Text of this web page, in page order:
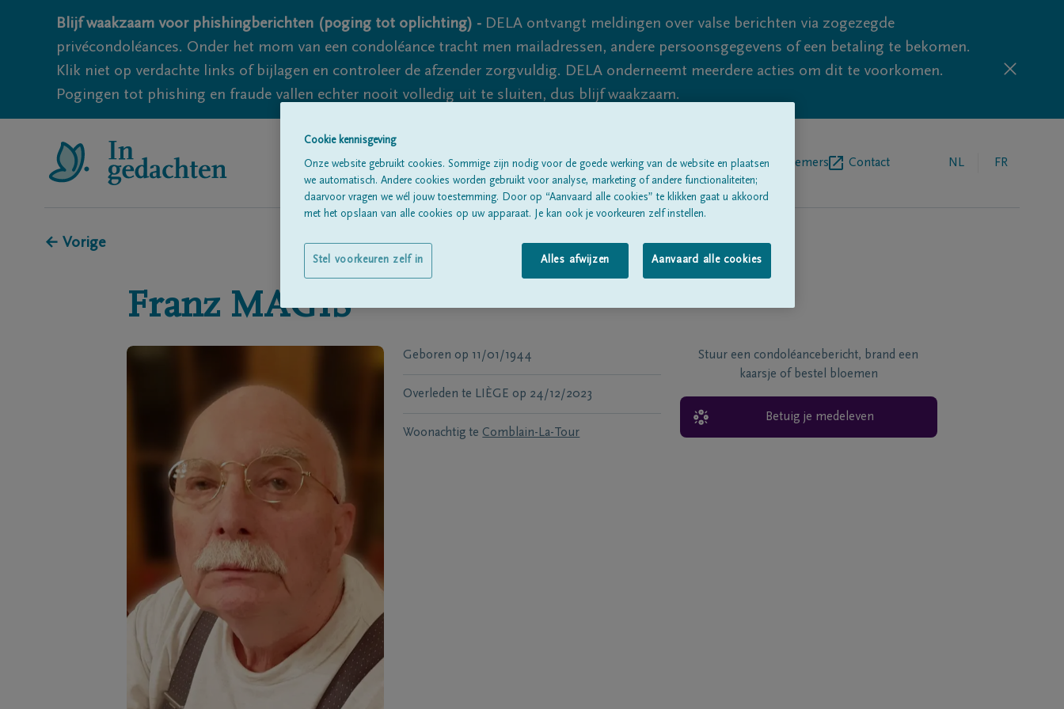
Blijf waakzaam voor phishingberichten (poging tot oplichting) - DELA ontvangt meldingen over valse berichten via zogezegde
privécondoléances. Onder het mom van een condoléance tracht men mailadressen, andere persoonsgegevens of een betaling te bekomen.
Klik niet op verdachte links of bijlagen en controleer de afzender zorgvuldig. DELA onderneemt meerdere acties om dit te voorkomen.
Pogingen tot phishing en fraude vallen echter nooit volledig uit te sluiten, dus blijf waakzaam.
Alle rouwberichtenOver onsBegrafenisondernemers Contact NL FR
← Vorige
Franz MAGIS
Geboren op 11/01/1944
Overleden te LIÈGE op 24/12/2023
Woonachtig te Comblain-La-Tour
Stuur een condoléancebericht, brand een
kaarsje of bestel bloemen
Betuig je medeleven
Cookie kennisgeving
Onze website gebruikt cookies. Sommige zijn nodig voor de goede werking van de website en plaatsen
we automatisch. Andere cookies worden gebruikt voor analyse, marketing of andere functionaliteiten;
daarvoor vragen we wél jouw toestemming. Door op “Aanvaard alle cookies” te klikken gaat u akkoord
met het opslaan van alle cookies op uw apparaat. Je kan ook je voorkeuren zelf instellen.
Alles afwijzen Aanvaard alle cookies
Stel voorkeuren zelf in